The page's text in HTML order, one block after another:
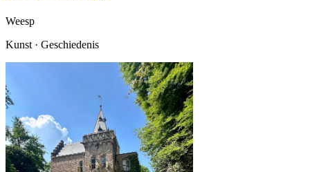
Weesp
Kunst · Geschiedenis